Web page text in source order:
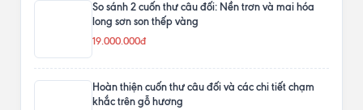
So sánh 2 cuốn thư câu đối: Nền trơn và mai hóa
long sơn son thếp vàng
19.000.000đ
Hoàn thiện cuốn thư câu đối và các chi tiết chạm
khắc trên gỗ hương